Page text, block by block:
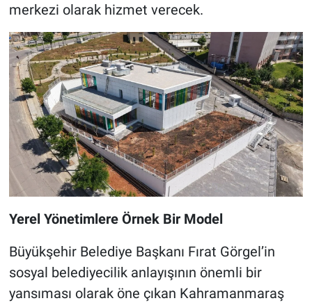
merkezi olarak hizmet verecek.
Yerel Yönetimlere Örnek Bir Model
Büyükşehir Belediye Başkanı Fırat Görgel’in
sosyal belediyecilik anlayışının önemli bir
yansıması olarak öne çıkan Kahramanmaraş